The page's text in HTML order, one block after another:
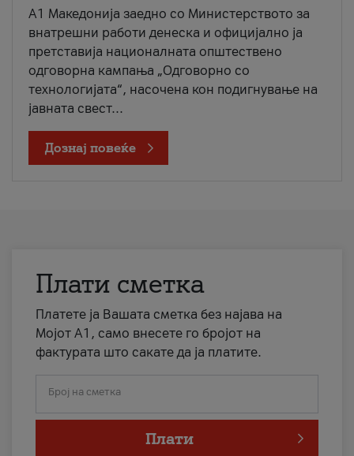
A1 Македонија заедно со Министерството за
внатрешни работи денеска и официјално ја
претставија националната општествено
одговорна кампања „Одговорно со
технологијата“, насочена кон подигнување на
јавната свест...
Дознај повеќе
Плати сметка
Платете ја Вашата сметка без најава на
Мојот А1, само внесете го бројот на
фактурата што сакате да ја платите.
Број на сметка
Плати